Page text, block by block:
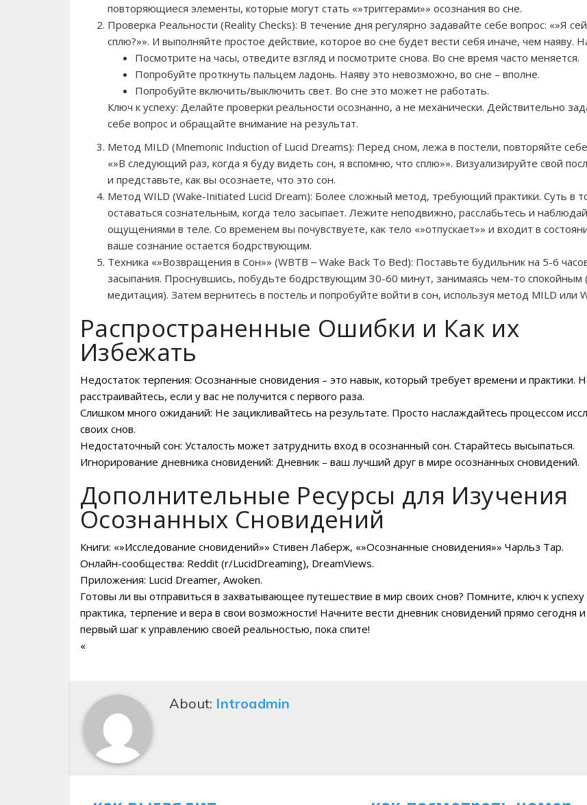
повторяющиеся элементы, которые могут стать «»триггерами»» осознания во сне.
Проверка Реальности (Reality Checks): В течение дня регулярно задавайте себе вопрос: «»Я
сплю?»». И выполняйте простое действие, которое во сне будет вести себя иначе, чем наяву.
Посмотрите на часы, отведите взгляд и посмотрите снова. Во сне время часто меняется.
Попробуйте проткнуть пальцем ладонь. Наяву это невозможно, во сне – вполне.
Попробуйте включить/выключить свет. Во сне это может не работать.
Ключ к успеху: Делайте проверки реальности осознанно, а не механически. Действительно
себе вопрос и обращайте внимание на результат.
Метод MILD (Mnemonic Induction of Lucid Dreams): Перед сном, лежа в постели, повторяйте
«»В следующий раз, когда я буду видеть сон, я вспомню, что сплю»». Визуализируйте свой
и представьте, как вы осознаете, что это сон.
Метод WILD (Wake-Initiated Lucid Dream): Более сложный метод, требующий практики. Суть в
оставаться сознательным, когда тело засыпает. Лежите неподвижно, расслабьтесь и
ощущениями в теле. Со временем вы почувствуете, как тело «»отпускает»» и входит в
ваше сознание остается бодрствующим.
Техника «»Возвращения в Сон»» (WBTB ‒ Wake Back To Bed): Поставьте будильник на 5-6
засыпания. Проснувшись, побудьте бодрствующим 30-60 минут, занимаясь чем-то спокойным
медитация). Затем вернитесь в постель и попробуйте войти в сон, используя метод MILD или
Распространенные Ошибки и Как их
Избежать
Недостаток терпения: Осознанные сновидения – это навык, который требует времени и практики.
расстраивайтесь, если у вас не получится с первого раза.
Слишком много ожиданий: Не зацикливайтесь на результате. Просто наслаждайтесь процессом
своих снов.
Недостаточный сон: Усталость может затруднить вход в осознанный сон. Старайтесь высыпаться.
Игнорирование дневника сновидений: Дневник – ваш лучший друг в мире осознанных сновидений.
Дополнительные Ресурсы для Изучения
Осознанных Сновидений
Книги: «»Исследование сновидений»» Стивен Лаберж, «»Осознанные сновидения»» Чарльз Тар.
Онлайн-сообщества: Reddit (r/LucidDreaming), DreamViews.
Приложения: Lucid Dreamer, Awoken.
Готовы ли вы отправиться в захватывающее путешествие в мир своих снов? Помните, ключ к успеху
практика, терпение и вера в свои возможности! Начните вести дневник сновидений прямо сегодня
первый шаг к управлению своей реальностью, пока спите!
«
About: Introadmin